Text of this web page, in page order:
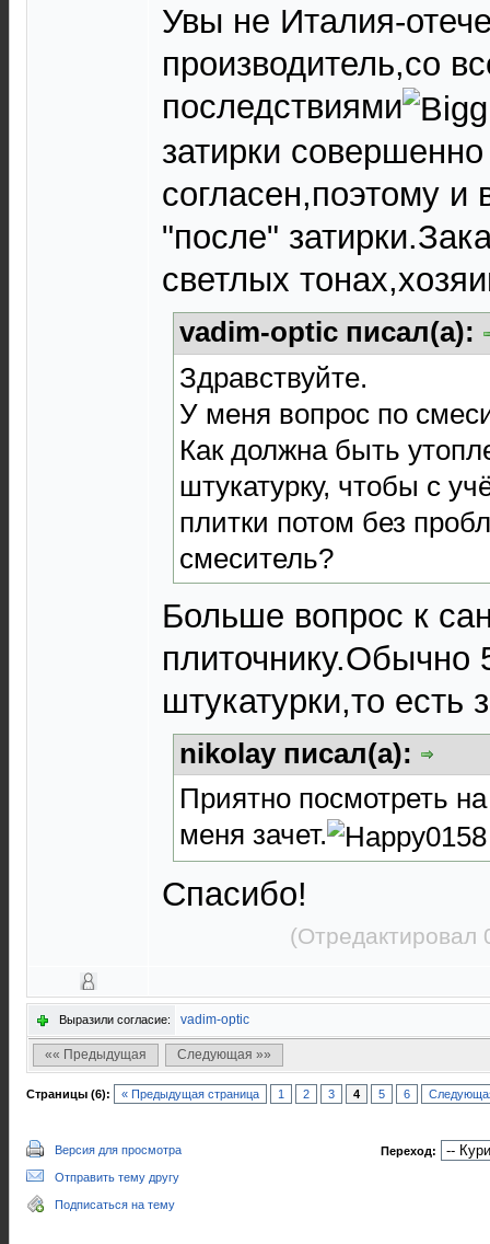
Увы не Италия-
производитель,со
последствиями
затирки
согласен,поэтому
"после"
светлых
vadim-optic писал(а):
Здравствуйте.
У меня вопрос по
Как должна быть
штукатурку, чтобы с
плитки потом без
смеситель?
Больше вопрос к
плиточнику.Обычно
штукатурки,то есть
nikolay писал(а):
Приятно посмотреть
меня зачет.
Спасибо!
Выразили согласие: vadim-optic
«« Предыдущая Следующая »»
Страницы (6): « Предыдущая страница 1 2 3 4 5 6
Версия для просмотра
Отправить тему другу
Подписаться на тему
Переход: